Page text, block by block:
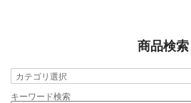
商品検索
キーワード検索